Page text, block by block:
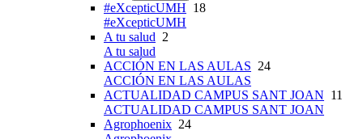
#eXcepticUMH 18
#eXcepticUMH
A tu salud 2
A tu salud
ACCIÓN EN LAS AULAS 24
ACCIÓN EN LAS AULAS
ACTUALIDAD CAMPUS SANT JOAN 11
ACTUALIDAD CAMPUS SANT JOAN
Agrophoenix 24